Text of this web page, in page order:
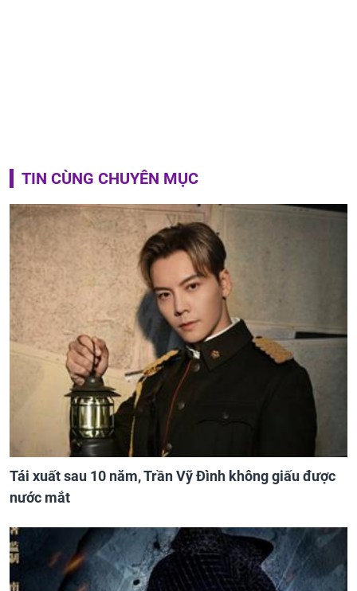
TIN CÙNG CHUYÊN MỤC
Tái xuất sau 10 năm, Trần Vỹ Đình không giấu được
nước mắt